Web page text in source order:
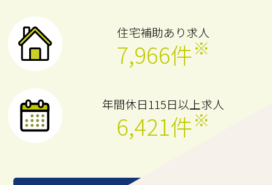
住宅補助あり求人
7,966件※
年間休日115日以上求人
6,421件※